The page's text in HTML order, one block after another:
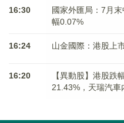
16:30
國家外匯局：7月
幅0.07%
16:24 山金國際：港股上
16:20
【異動股】港股跌
21.43%，天瑞汽